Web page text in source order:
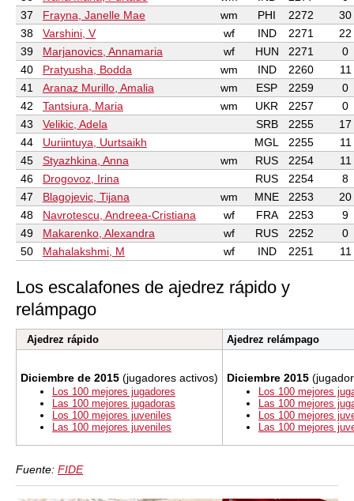
37
Frayna, Janelle Mae wm PHI 2272
30
38
Varshini, V wf IND 2271
22
39
Marjanovics, Annamaria wf HUN 2271
0
40
Pratyusha, Bodda wm IND 2260
11
41
Aranaz Murillo, Amalia wm ESP 2259
0
42
Tantsiura, Maria wm UKR 2257
0
43
Velikic, Adela SRB 2255
17
44
Uuriintuya, Uurtsaikh MGL 2255
11
45
Styazhkina, Anna wm RUS 2254
11
46
Drogovoz, Irina RUS 2254
8
47
Blagojevic, Tijana wm MNE 2253
20
48
Navrotescu, Andreea-Cristiana wf FRA 2253
9
49
Makarenko, Alexandra wf RUS 2252
0
50
Mahalakshmi, M wf IND 2251 11
Los escalafones de ajedrez rápido y
relámpago
Ajedrez rápido Ajedrez relámpago
Diciembre de 2015 (jugadores activos)
Los 100 mejores jugadores
Las 100 mejores jugadoras
Los 100 mejores juveniles
Las 100 mejores juveniles
Diciembre 2015
Los 100 mejores
Las 100 mejores
Los 100 mejores
Las 100 mejores
Fuente: FIDE